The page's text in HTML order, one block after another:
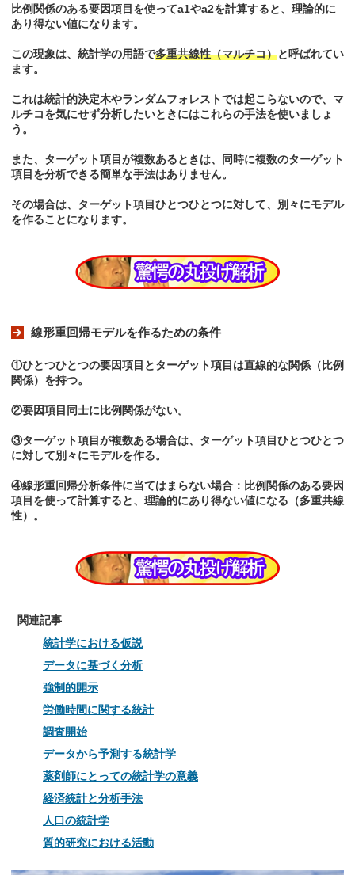
比例関係のある要因項目を使ってa1やa2を計算すると、理論的に
あり得ない値になります。
この現象は、統計学の用語で多重共線性（マルチコ）と呼ばれてい
ます。
これは統計的決定木やランダムフォレストでは起こらないので、マ
ルチコを気にせず分析したいときにはこれらの手法を使いましょ
う。
また、ターゲット項目が複数あるときは、同時に複数のターゲット
項目を分析できる簡単な手法はありません。
その場合は、ターゲット項目ひとつひとつに対して、別々にモデル
を作ることになります。
線形重回帰モデルを作るための条件
①ひとつひとつの要因項目とターゲット項目は直線的な関係（比例
関係）を持つ。
②要因項目同士に比例関係がない。
③ターゲット項目が複数ある場合は、ターゲット項目ひとつひとつ
に対して別々にモデルを作る。
④線形重回帰分析条件に当てはまらない場合：比例関係のある要因
項目を使って計算すると、理論的にあり得ない値になる（多重共線
性）。
関連記事
統計学における仮説
データに基づく分析
強制的開示
労働時間に関する統計
調査開始
データから予測する統計学
薬剤師にとっての統計学の意義
経済統計と分析手法
人口の統計学
質的研究における活動